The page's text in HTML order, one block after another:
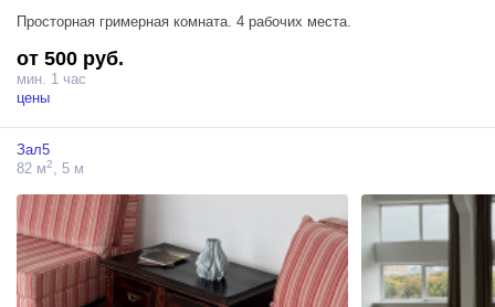
Кондиционер
*В зале ведется видеонаблюдение
Просторная гримерная комната. 4 рабочих места.
от 500 руб.
мин. 1 час
цены
Зал5
82 м2, 5 м